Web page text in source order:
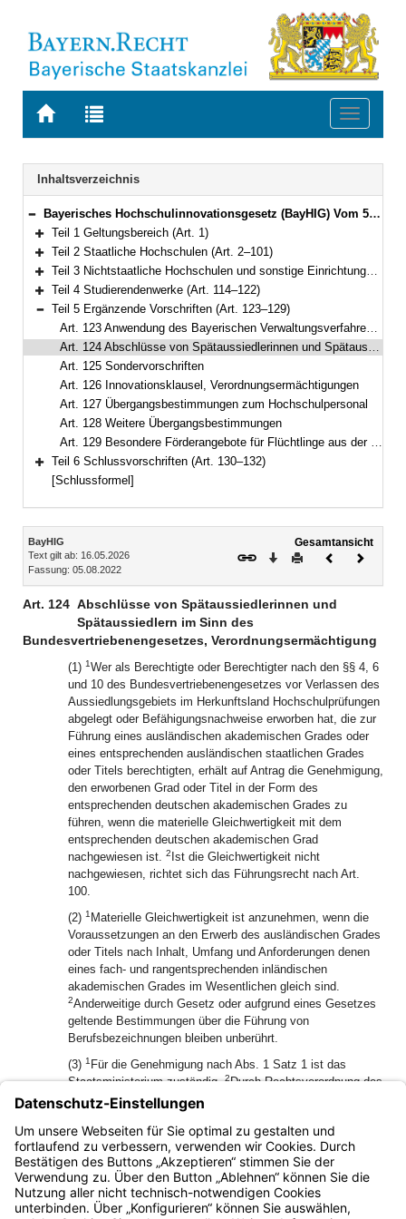
Zur
BAYERN.RECHT
Zur
letzten
Suche
Toggle
Navigation
Inhaltsverzeichnis
Bereich reduzieren
Bayerisches Hochschulinnovationsgesetz (BayHIG) Vom 5. August 2022 (GVBl. S. 414) BayRS 2210-1-3-WK (Art. 1–132)
Bereich erweitern
Teil 1 Geltungsbereich (Art. 1)
Bereich erweitern
Teil 2 Staatliche Hochschulen (Art. 2–101)
Bereich erweitern
Teil 3 Nichtstaatliche Hochschulen und sonstige Einrichtungen (Art. 102–113)
Bereich erweitern
Teil 4 Studierendenwerke (Art. 114–122)
Bereich reduzieren
Teil 5 Ergänzende Vorschriften (Art. 123–129)
Art. 123 Anwendung des Bayerischen Verwaltungsverfahrensgesetzes
Art. 124 Abschlüsse von Spätaussiedlerinnen und Spätaussiedlern im Sinn des Bundesvertriebenengesetzes, Verordnungsermächtigung
Art. 125 Sondervorschriften
Art. 126 Innovationsklausel, Verordnungsermächtigungen
Art. 127 Übergangsbestimmungen zum Hochschulpersonal
Art. 128 Weitere Übergangsbestimmungen
Art. 129 Besondere Förderangebote für Flüchtlinge aus der Ukraine
Bereich erweitern
Teil 6 Schlussvorschriften (Art. 130–132)
[Schlussformel]
Inhalt
BayHIG
Text gilt ab: 16.05.2026
Fassung: 05.08.2022
Gesamtansicht
Download
DruckenVorheriges
Art. 124 Abschlüsse von Spätaussiedlerinnen und
Spätaussiedlern im Sinn des
Bundesvertriebenengesetzes, Verordnungsermächtigung
(1) 1Wer als Berechtigte oder Berechtigter nach den §§ 4, 6
und 10 des Bundesvertriebenengesetzes vor Verlassen des
Aussiedlungsgebiets im Herkunftsland Hochschulprüfungen
abgelegt oder Befähigungsnachweise erworben hat, die zur
Führung eines ausländischen akademischen Grades oder
eines entsprechenden ausländischen staatlichen Grades
oder Titels berechtigten, erhält auf Antrag die Genehmigung,
den erworbenen Grad oder Titel in der Form des
entsprechenden deutschen akademischen Grades zu
führen, wenn die materielle Gleichwertigkeit mit dem
entsprechenden deutschen akademischen Grad
nachgewiesen ist. 2 Ist die Gleichwertigkeit nicht
nachgewiesen, richtet sich das Führungsrecht nach Art.
100.
(2) 1 Materielle Gleichwertigkeit ist anzunehmen, wenn die
Voraussetzungen an den Erwerb des ausländischen Grades
oder Titels nach Inhalt, Umfang und Anforderungen denen
eines fach- und rangentsprechenden inländischen
akademischen Grades im Wesentlichen gleich sind.
2Anderweitige durch Gesetz oder aufgrund eines Gesetzes
geltende Bestimmungen über die Führung von
Berufsbezeichnungen bleiben unberührt.
(3) 1 Für die Genehmigung nach Abs. 1 Satz 1 ist das
Staatsministerium zuständig.2Durch Rechtsverordnung des
Staatsministeriums können die Voraussetzungen für die
Erteilung von Genehmigungen nach Abs. 1 und für das
Antragsverfahren näher geregelt werden und es kann die
Zuständigkeit auf Hochschulen übertragen werden.
Bayern.de